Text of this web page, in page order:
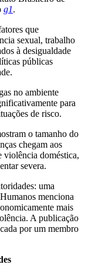
g1.
que
sexual, trabalho
à desigualdade
públicas
no ambiente
para
de risco.
o tamanho do
chegam aos
violência doméstica,
severa.
uma
menciona
mais
A publicação
por um membro